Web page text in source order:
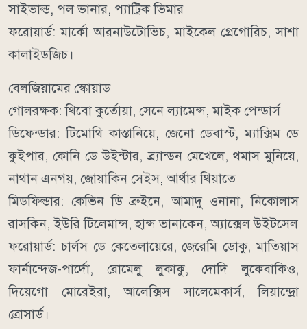
সাইভাল্ড, পল ভানার, প্যাট্রিক ভিমার
ফরোয়ার্ড: মার্কো আরনাউটোভিচ, মাইকেল গ্রেগোরিচ, সাশা
কালাইডজিচ।
বেলজিয়ামের স্কোয়াড
গোলরক্ষক: থিবো কুর্তোয়া, সেনে ল্যামেন্স, মাইক পেন্ডার্স
ডিফেন্ডার: টিমোথি কাস্তানিয়ে, জেনো ডেবাস্ট, ম্যাক্সিম ডে
কুইপার, কোনি ডে উইন্টার, ব্র্যান্ডন মেখেলে, থমাস মুনিয়ে,
নাথান এনগয়, জোয়াকিন সেইস, আর্থার থিয়াতে
মিডফিল্ডার: কেভিন ডি ব্রুইনে, আমাদু ওনানা, নিকোলাস
রাসকিন, ইউরি টিলেমান্স, হান্স ভানাকেন, অ্যাক্সেল উইটসেল
ফরোয়ার্ড: চার্লস ডে কেতেলায়েরে, জেরেমি ডোকু, মাতিয়াস
ফার্নান্দেজ-পার্দো, রোমেলু লুকাকু, দোদি লুকেবাকিও,
দিয়েগো মোরেইরা, আলেক্সিস সালেমেকার্স, লিয়ান্দ্রো
ত্রোসার্ড।